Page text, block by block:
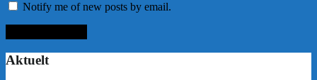
Notify me of new posts by email.
Aktuelt